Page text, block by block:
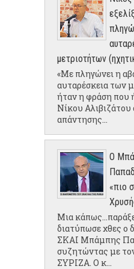
μετριοτήτων
«Με πληγώνει η
αυταρέσκεια των
ήταν η φράση που
Νίκου Αλιβιζάτου
απάντησης...
Ο
«πιο
Μια
διατύπωσε χθες ο
ΣΚΑΙ Μπάμπης
συζητώντας με
ΣΥΡΙΖΑ. Ο κ...